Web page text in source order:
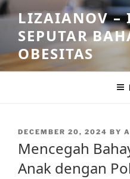
Skip
to
content
LIZAIANOV –
SEPUTAR
OBESITAS
POSTED
DECEMBER 20, 2024 BY
Mencegah
Anak dengan